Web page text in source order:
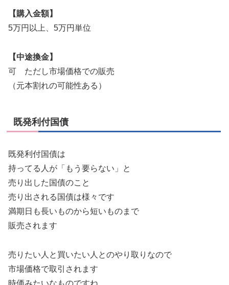
【購入金額】
5万円以上、5万円単位
【中途換金】
可 ただし市場価格での販売
（元本割れの可能性ある）
既発利付国債
既発利付国債は
持ってる人が「もう要らない」と
売り出した国債のこと
売り出される国債は様々です
満期日も長いものから短いものまで
販売されます
売りたい人と買いたい人とのやり取りなので
市場価格で取引されます